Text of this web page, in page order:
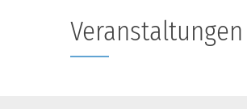
Veranstaltungen